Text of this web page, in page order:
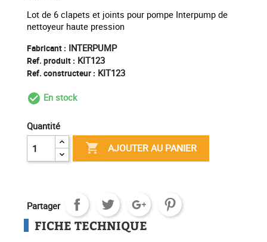
Lot de 6 clapets et joints pour pompe Interpump de
nettoyeur haute pression
Fabricant : INTERPUMP
Ref. produit : KIT123
Ref. constructeur : KIT123
check_circle_outline
En stock
Quantité
 AJOUTER AU PANIER
Partager
FICHE TECHNIQUE